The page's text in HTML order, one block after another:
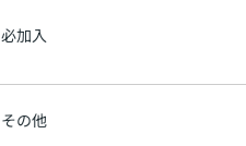
必加入
その他